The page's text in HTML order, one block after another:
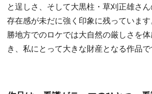
と逞しさ、そして大黒柱・草刈正雄さ
存在感が未だに強く印象に残っていま
勝地方でのロケでは大自然の厳しさを
き、私にとって大きな財産となる作品で